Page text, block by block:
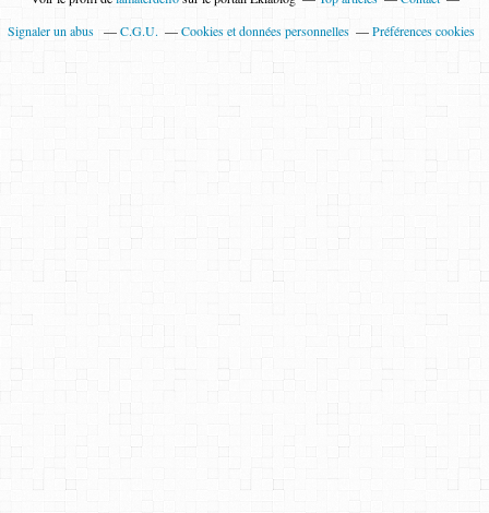
Signaler un abus
C.G.U. Cookies et données personnelles Préférences cookies